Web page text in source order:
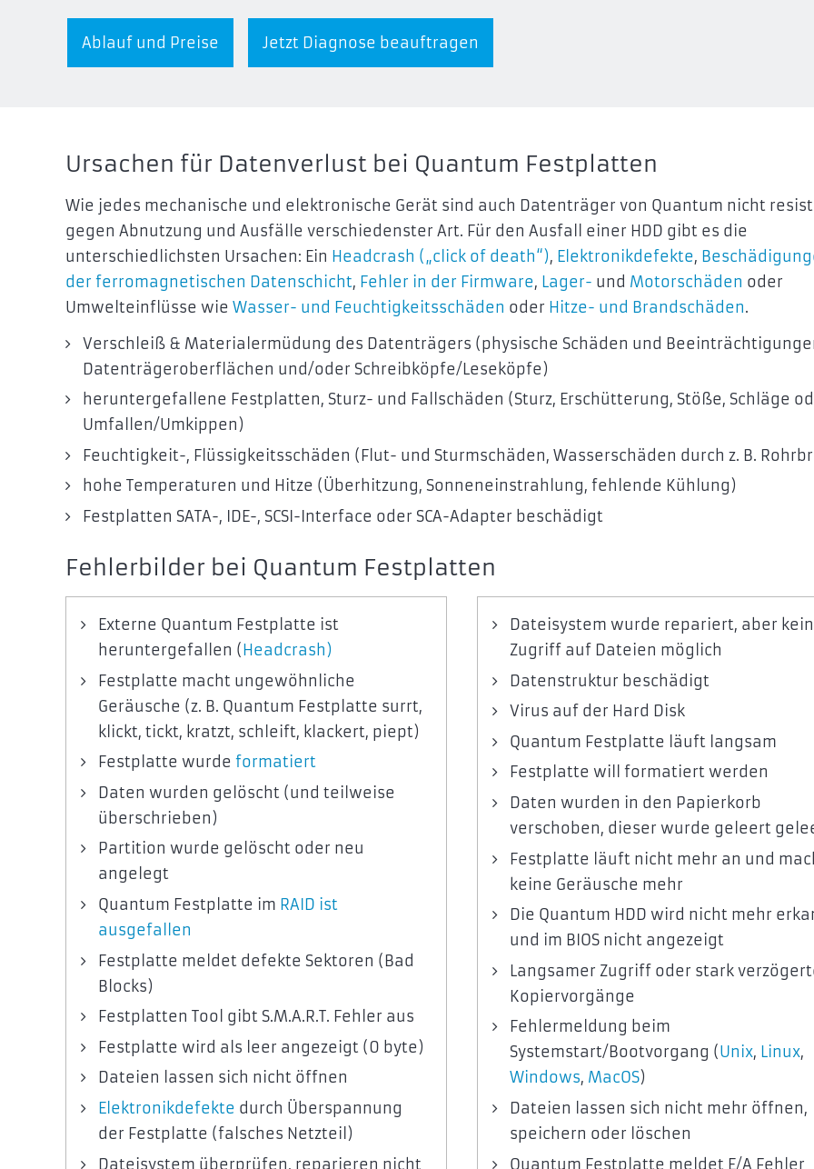
Ablauf und Preise Jetzt Diagnose beauftragen
Ursachen für Datenverlust bei Quantum Festplatten
Wie jedes mechanische und elektronische Gerät sind auch Datenträger von Quantum nicht
gegen Abnutzung und Ausfälle verschiedenster Art. Für den Ausfall einer HDD gibt es die
unterschiedlichsten Ursachen: Ein Headcrash („click of death“), Elektronikdefekte,
der ferromagnetischen Datenschicht, Fehler in der Firmware, Lager- und Motorschäden oder
Umwelteinflüsse wie Wasser- und Feuchtigkeitsschäden oder Hitze- und Brandschäden.
Verschleiß & Materialermüdung des Datenträgers (physische Schäden und
Datenträgeroberflächen und/oder Schreibköpfe/Leseköpfe)
heruntergefallene Festplatten, Sturz- und Fallschäden (Sturz, Erschütterung, Stöße, Schläge
Umfallen/Umkippen)
Feuchtigkeit-, Flüssigkeitsschäden (Flut- und Sturmschäden, Wasserschäden durch z. B.
hohe Temperaturen und Hitze (Überhitzung, Sonneneinstrahlung, fehlende Kühlung)
Festplatten SATA-, IDE-, SCSI-Interface oder SCA-Adapter beschädigt
Fehlerbilder bei Quantum Festplatten
Externe Quantum Festplatte ist
heruntergefallen (Headcrash)
Festplatte macht ungewöhnliche
Geräusche (z. B. Quantum Festplatte surrt,
klickt, tickt, kratzt, schleift, klackert, piept)
Festplatte wurde formatiert
Daten wurden gelöscht (und teilweise
überschrieben)
Partition wurde gelöscht oder neu
angelegt
Quantum Festplatte im RAID ist
ausgefallen
Festplatte meldet defekte Sektoren (Bad
Blocks)
Festplatten Tool gibt S.M.A.R.T. Fehler aus
Festplatte wird als leer angezeigt (0 byte)
Dateien lassen sich nicht öffnen
Elektronikdefekte durch Überspannung
der Festplatte (falsches Netzteil)
Dateisystem überprüfen, reparieren nicht
Dateisystem wurde repariert, aber kein
Zugriff auf Dateien möglich
Datenstruktur beschädigt
Virus auf der Hard Disk
Quantum Festplatte läuft langsam
Festplatte will formatiert werden
Daten wurden in den Papierkorb
verschoben, dieser wurde geleert
Festplatte läuft nicht mehr an und
keine Geräusche mehr
Die Quantum HDD wird nicht mehr
und im BIOS nicht angezeigt
Langsamer Zugriff oder stark
Kopiervorgänge
Fehlermeldung beim
Systemstart/Bootvorgang ( Unix, Linux,
Windows, MacOS)
Dateien lassen sich nicht mehr öffnen,
speichern oder löschen
Quantum Festplatte meldet E/A Fehler